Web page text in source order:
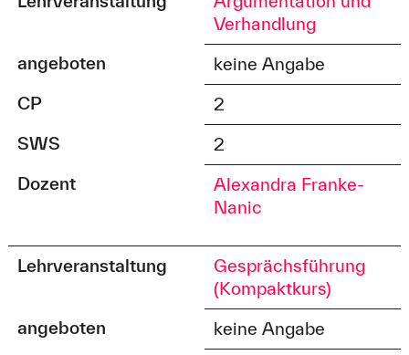
Verhandlung
angeboten
keine Angabe
CP
2
SWS
2
Dozent
Alexandra Franke-
Nanic
Lehrveranstaltung
Gesprächsführung
(Kompaktkurs)
angeboten
keine Angabe